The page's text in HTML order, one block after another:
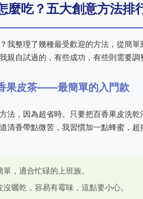
麼吃？五大創意方法排
我整理了幾種最受歡迎的方法，從簡
親自試過的，有些成功，有些則需要調
果皮茶——最簡單的入門款
法，因為超省時。只要把百香果皮洗
清香帶點微苦，我習慣加一點蜂蜜，
，適合忙碌的上班族。
曬乾，容易有霉味，這點要小心。